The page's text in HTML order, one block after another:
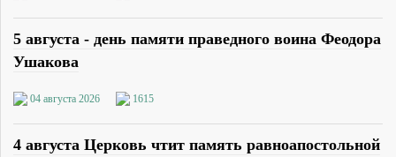
5 августа - день памяти праведного воина Феодора
Ушакова
04 августа 2026 1615
4 августа Церковь чтит память равноапостольной